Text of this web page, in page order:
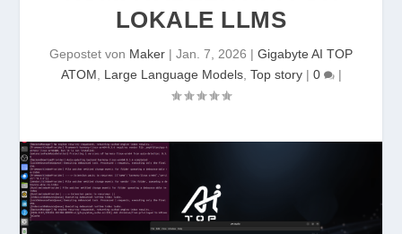
LOKALE LLMS
Gepostet von Maker | Jan. 7, 2026 | Gigabyte AI TOP
ATOM
Large Language Models, Top story| 0 |